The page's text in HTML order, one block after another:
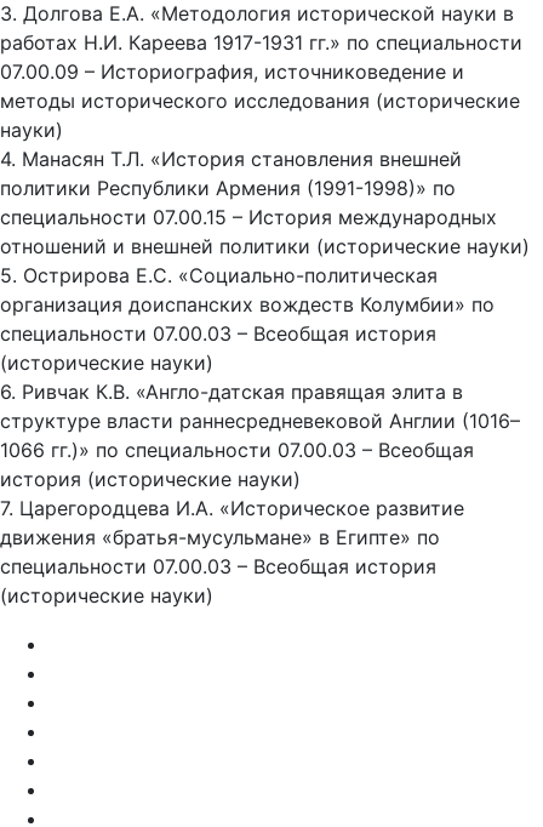
3. Долгова Е.А. «Методология исторической науки в
работах Н.И. Кареева 1917-1931 гг.» по специальности
07.00.09 – Историография, источниковедение и
методы исторического исследования (исторические
науки)
4. Манасян Т.Л. «История становления внешней
политики Республики Армения (1991-1998)» по
специальности 07.00.15 – История международных
отношений и внешней политики (исторические науки)
5. Острирова Е.С. «Социально-политическая
организация доиспанских вождеств Колумбии» по
специальности 07.00.03 – Всеобщая история
(исторические науки)
6. Ривчак К.В. «Англо-датская правящая элита в
структуре власти раннесредневековой Англии (1016–
1066 гг.)» по специальности 07.00.03 – Всеобщая
история (исторические науки)
7. Царегородцева И.А. «Историческое развитие
движения «братья-мусульмане» в Египте» по
специальности 07.00.03 – Всеобщая история
(исторические науки)